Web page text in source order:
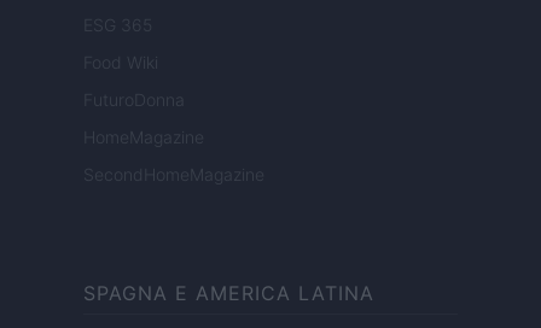
ESG 365
Food Wiki
FuturoDonna
HomeMagazine
SecondHomeMagazine
SPAGNA E AMERICA LATINA